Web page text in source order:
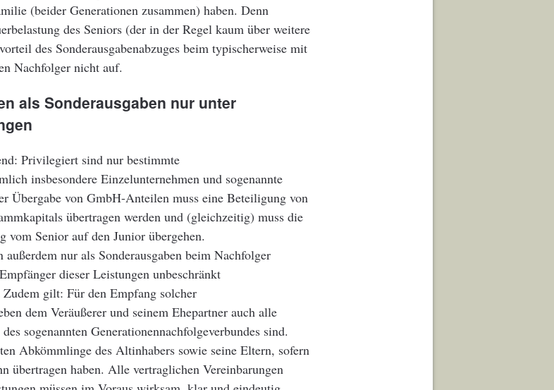
(beider Generationen zusammen) haben. Denn
des Seniors (der in der Regel kaum über weitere
des Sonderausgabenabzuges beim typischerweise mit
Nachfolger nicht auf.
als Sonderausgaben nur unter
Privilegiert sind nur bestimmte
insbesondere Einzelunternehmen und sogenannte
Übergabe von GmbH-Anteilen muss eine Beteiligung von
übertragen werden und (gleichzeitig) muss die
vom Senior auf den Junior übergehen.
außerdem nur als Sonderausgaben beim Nachfolger
dieser Leistungen unbeschränkt
gilt: Für den Empfang solcher
dem Veräußerer und seinem Ehepartner auch alle
sogenannten Generationennachfolgeverbundes sind.
Abkömmlinge des Altinhabers sowie seine Eltern, sofern
übertragen haben. Alle vertraglichen Vereinbarungen